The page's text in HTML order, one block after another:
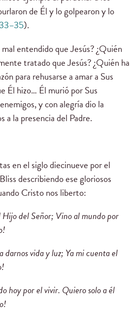
de Él y lo golpearon y lo
).
entendido que Jesús? ¿Quién
tratado que Jesús? ¿Quién ha
para rehusarse a amar a Sus
Él hizo… Él murió por Sus
y con alegría dio la
a la presencia del Padre.
en el siglo diecinueve por el
describiendo ese gloriosos
Cristo nos liberto:
Hijo del Señor; Vino al mundo por
darnos vida y luz; Ya mi cuenta el
hoy por el vivir. Quiero solo a él